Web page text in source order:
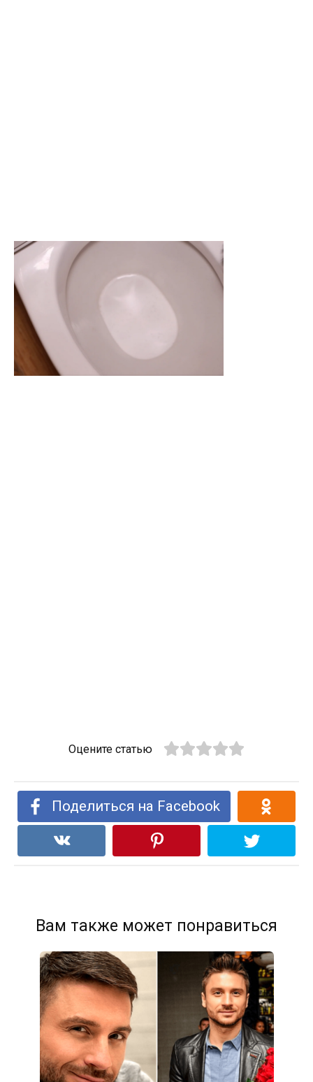
Оцените статью
Поделиться на Facebook
Вам также может понравиться